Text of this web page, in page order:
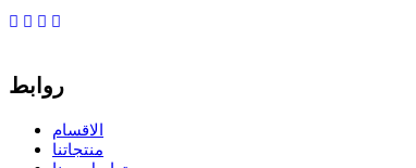
روابط
الاقسام
منتجاتنا